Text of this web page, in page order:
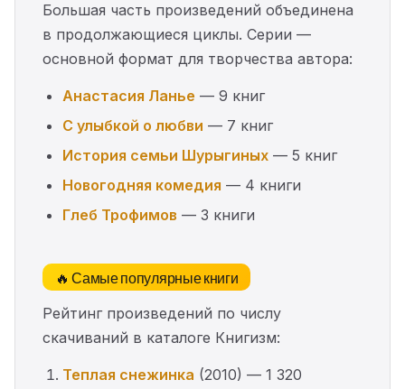
Большая часть произведений объединена
в продолжающиеся циклы. Серии —
основной формат для творчества автора:
Анастасия Ланье — 9 книг
С улыбкой о любви — 7 книг
История семьи Шурыгиных — 5 книг
Новогодняя комедия — 4 книги
Глеб Трофимов — 3 книги
🔥 Самые популярные книги
Рейтинг произведений по числу
скачиваний в каталоге Книгизм:
Теплая снежинка (2010) — 1 320